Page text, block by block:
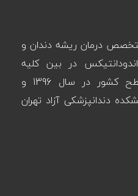
امامی متولد 1359، متخصص درمان ریشه دندان و
اندودانتیکس در بین کلیه
دانشکده های دندانپزشکی سطح کشور در سال 1396 و
دندانپزشکی آزاد تهران